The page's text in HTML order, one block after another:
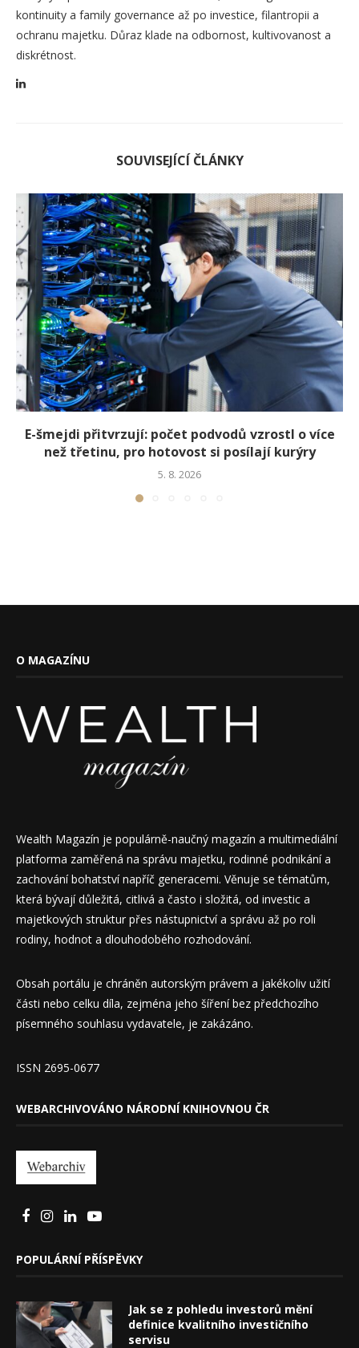
kontinuity a family governance až po investice, filantropii a
ochranu majetku. Důraz klade na odbornost, kultivovanost a
diskrétnost.
SOUVISEJÍCÍ ČLÁNKY
E-šmejdi přitvrzují: počet podvodů vzrostl o více
než třetinu, pro hotovost si posílají kurýry
5. 8. 2026
O MAGAZÍNU
Wealth Magazín je populárně-naučný magazín a multimediální
platforma zaměřená na správu majetku, rodinné podnikání a
zachování bohatství napříč generacemi. Věnuje se tématům,
která bývají důležitá, citlivá a často i složitá, od investic a
majetkových struktur přes nástupnictví a správu až po roli
rodiny, hodnot a dlouhodobého rozhodování.
Obsah portálu je chráněn autorským právem a jakékoliv užití
části nebo celku díla, zejména jeho šíření bez předchozího
písemného souhlasu vydavatele, je zakázáno.
ISSN 2695-0677
WEBARCHIVOVÁNO NÁRODNÍ KNIHOVNOU ČR
POPULÁRNÍ PŘÍSPĚVKY
Jak se z pohledu investorů mění
definice kvalitního investičního
servisu